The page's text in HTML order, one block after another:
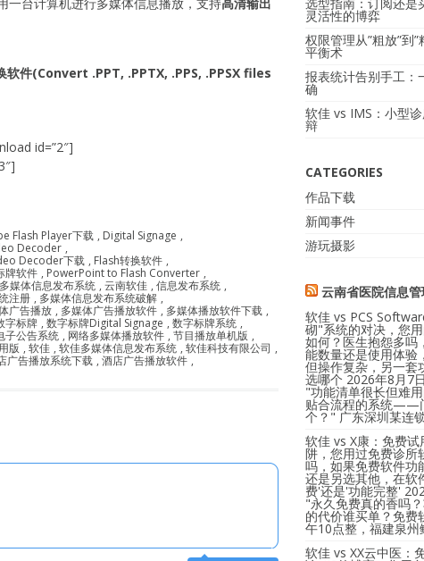
件(Convert .PPT, .PPTX, .PPS, .PPSX files
id=”2″]
Flash Player下载 , Digital Signage ,
Decoder ,
Decoder下载 , Flash转换软件 ,
牌软件 , PowerPoint to Flash Converter ,
媒体信息发布系统 , 云南软佳 , 信息发布系统 ,
注册 , 多媒体信息发布系统破解 ,
广告播放 , 多媒体广告播放软件 , 多媒体播放软件下载 ,
字标牌 , 数字标牌Digital Signage , 数字标牌系统 ,
子公告系统 , 网络多媒体播放软件 , 节目播放单机版 ,
版 , 软佳 , 软佳多媒体信息发布系统 , 软佳科技有限公司 ,
广告播放系统下载 , 酒店广告播放软件 ,
灵活性的博弈
权限管理从”粗放”到
平衡术
报表统计告别手工：
确
软佳 vs IMS：小型诊
辩
CATEGORIES
作品下载
新闻事件
游玩摄影
云南省医院信息
软佳 vs PCS
砌"系统的对决，您
如何？医生抱怨多吗
能数量还是使用体验
但操作复杂，另一套
选哪个 2026年8月7日
"功能清单很长但难
贴合流程的系统——
个？" 广东深圳某连
软佳 vs X康：免费
阱，您用过免费诊所
吗，如果免费软件功
还是另选其他，在软
费'还是'功能完整'
"永久免费真的香吗
的代价谁买单？免费
午10点整，福建泉
软佳 vs XX云中医：